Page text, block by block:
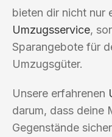
bieten dir nicht nur
Umzugsservice,
Sparangebote für
Umzugsgüter.
Unsere erfahrenen
darum, dass deine
Gegenstände